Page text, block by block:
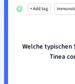
+ Add tag
Welche typischen
Tinea